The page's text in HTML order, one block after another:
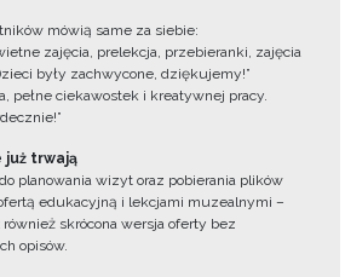
mówią same za siebie:
zajęcia, prelekcja, przebieranki, zajęcia
były zachwycone, dziękujemy!”
pełne ciekawostek i kreatywnej pracy.
już trwają
planowania wizyt oraz pobierania plików
edukacyjną i lekcjami muzealnymi –
skrócona wersja oferty bez
opisów.